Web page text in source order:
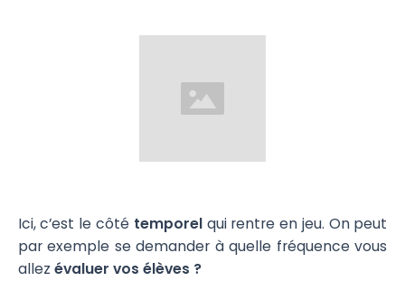
Ici, c’est le côté temporel qui rentre en jeu. On peut
par exemple se demander à quelle fréquence vous
allez évaluer vos élèves ?